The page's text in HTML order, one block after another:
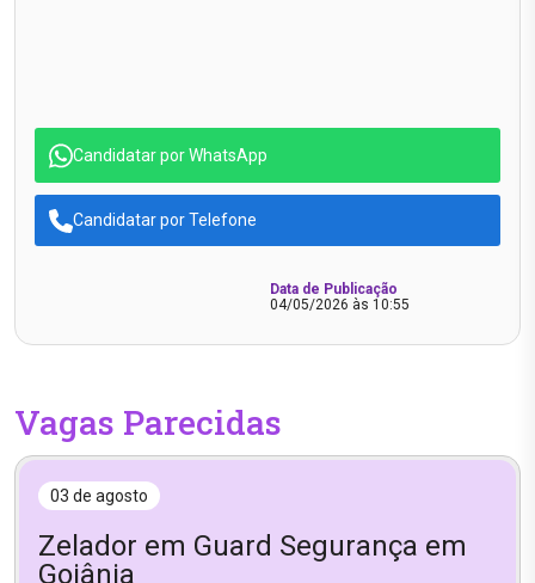
Candidatar por WhatsApp
Candidatar por Telefone
Data de Publicação
04/05/2026 às 10:55
Vagas Parecidas
03 de agosto
Zelador em Guard Segurança em
Goiânia